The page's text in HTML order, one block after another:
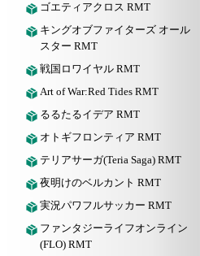
ゴエティアクロス RMT
キングオブファイターズ オール
スター RMT
戦国ロワイヤル RMT
Art of War:Red Tides RMT
るるたるイデア RMT
オトギフロンティア RMT
テリアサーガ(Teria Saga) RMT
夜明けのベルカント RMT
実況パワフルサッカー RMT
ファンタジーライフオンライン
(FLO) RMT